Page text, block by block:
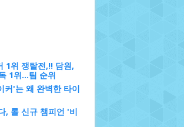
1위 쟁탈전,!! 담원,
1위…팀 순위
커'는 왜 완벽한 타이
, 롤 신규 챔피언 '비